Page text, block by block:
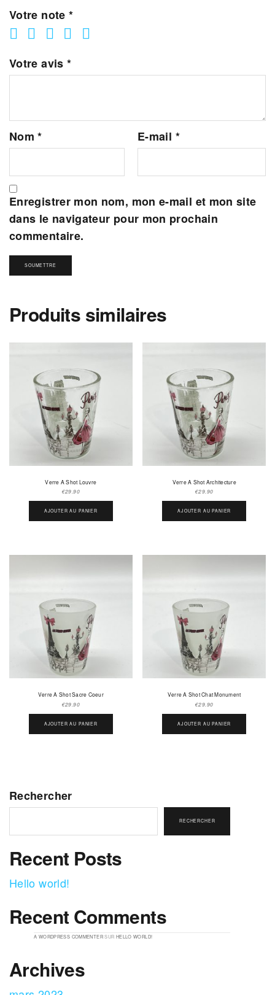
Votre note *
Votre avis *
Nom* E-mail *
Enregistrer mon nom, mon e-mail et mon site
dans le navigateur pour mon prochain
commentaire.
Produits similaires
Verre A Shot Louvre
€29.90
AJOUTER AU PANIER
Verre A Shot Architecture
€29.90
AJOUTER AU PANIER
Verre A Shot Sacre Coeur
€29.90
AJOUTER AU PANIER
Verre A Shot Chat Monument
€29.90
AJOUTER AU PANIER
Rechercher
RECHERCHER
Recent Posts
Hello world!
Recent Comments
A WORDPRESS COMMENTERSUR HELLO WORLD!
Archives